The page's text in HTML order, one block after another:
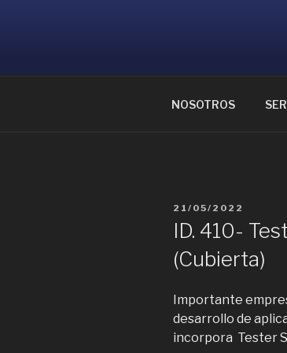
Ayudamos a
NOSOTROS
PUBLICADO
21/05/2022
ID. 410-
(Cubierta)
Importante
desarrollo de
incorpora Tester